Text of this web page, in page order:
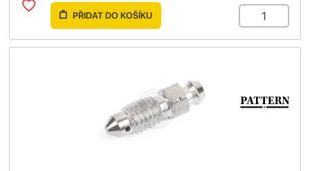
PŘIDAT DO KOŠÍKU